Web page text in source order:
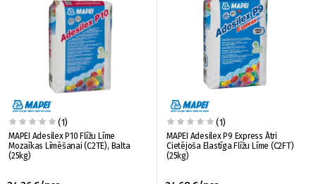
(1)
MAPEI Adesilex P10 Flīžu Līme
Mozaīkas Līmēšanai (C2TE), Balta
(25kg)
(1)
MAPEI Adesilex P9 Express Ātri
Cietējoša Elastīga Flīžu Līme (C2FT)
(25kg)